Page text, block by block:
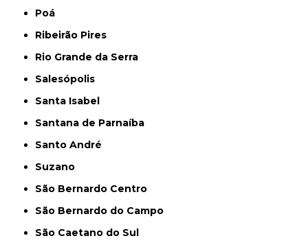
Poá
Ribeirão Pires
Rio Grande da Serra
Salesópolis
Santa Isabel
Santana de Parnaíba
Santo André
Suzano
São Bernardo Centro
São Bernardo do Campo
São Caetano do Sul